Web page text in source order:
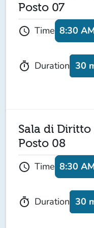
Posto 07
schedule Time 8:30
timer Duration 30
Sala di
Posto 08
schedule Time 8:30
timer Duration 30